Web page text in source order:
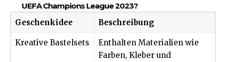
UEFA Champions League 2023?
Geschenkidee
Beschreibung
Kreative Bastelsets
Enthalten Materialien wie
Farben, Kleber und